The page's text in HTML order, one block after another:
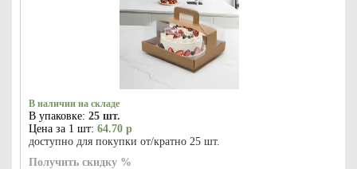
В наличии на складе
В упаковке: 25 шт.
Цена за 1 шт: 64.70 р
доступно для покупки от/кратно 25 шт.
Получить скидку %